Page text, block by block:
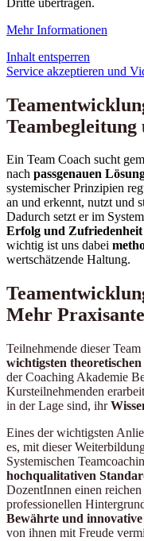
Mehr Informationen
Inhalt entsperren
Service akzeptieren und
Ein Team Coach sucht
nach passgenauen
systemischer Prinzipien
an und erkennt, nutzt und
Dadurch setzt er im
Erfolg und Zufriedenheit
wichtig ist uns dabei
wertschätzende Haltung.
Mehr
Teilnehmende dieser
wichtigsten
der Coaching Akademie
Kursteilnehmenden
in der Lage sind, ihr
Eines der wichtigsten
es, mit dieser
Systemischen
hochqualitativen
DozentInnen einen
professionellen
Bewährte und
von ihnen mit Freude